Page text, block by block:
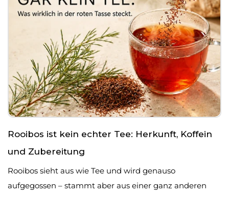
Rooibos ist kein echter Tee: Herkunft, Koffein
und Zubereitung
Rooibos sieht aus wie Tee und wird genauso
aufgegossen – stammt aber aus einer ganz anderen